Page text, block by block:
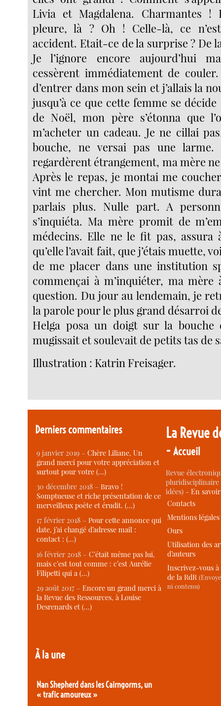
Livia et Magdalena. Charmantes
pleure, là ? Oh ! Celle-là, ce
accident. Etait-ce de la surprise ? De
Je l’ignore encore aujourd’hui
cessèrent immédiatement de
d’entrer dans mon sein et j’allais la
jusqu’à ce que cette femme se
de Noël, mon père s’étonna que
m’acheter un cadeau. Je ne cillai
bouche, ne versai pas une
regardèrent étrangement, ma mère
Après le repas, je montai me
vint me chercher. Mon mutisme
parlais plus. Nulle part. A
s’inquiéta. Ma mère promit de
médecins. Elle ne le fit pas, assura
qu’elle l’avait fait, que j’étais muette,
de me placer dans une institution
commençai à m’inquiéter, ma mère
question. Du jour au lendemain, je
la parole pour le plus grand désarroi
Helga posa un doigt sur la bouche
mugissait et soulevait de petits tas de
Illustration : Katrin Freisager.
Derniers commentaires
9 janvier 2019 –Chère Liliane, Un
grand merci pour votre appréciation et
surtout pour votre (…)
30 décembre 2018 –Bravo !
Somptueuse et riche présentation de ce
merveilleux poète et érudit. (…)
17 février 2018 –Pour cette annonce qui
date, j’ai changé d’adresse mail :
contact : (…)
16 février 2018 –C’était même pas lui,
mais c’est tout comme : c’est Aurélie
Filipetti qui a (…)
29 août 2017 –Encore un grand merci à
la Revue des Ressources, à Louise
Desrenards et (…)
À la une
Nan Shepherd dans les Cairngorms, un
« trafic amoureux »
La Revue
-Accueil
Revue
idées) -En
Contacts
Mentions légales
Ours
Utilisation des
d’auteurs
Inscrivez-vous
de la RdR
ni contenu)